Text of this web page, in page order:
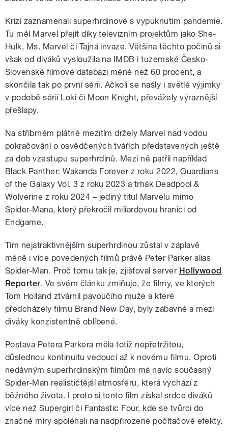
Krizi zaznamenali superhrdinové s vypuknutím pandemie.
Tu měl Marvel přejít díky televizním projektům jako She-
Hulk, Ms. Marvel či Tajná invaze. Většina těchto počinů si
však od diváků vysloužila na IMDB i tuzemské Česko-
Slovenské filmové databázi méně než 60 procent, a
skončila tak po první sérii. Ačkoli se našly i světlé výjimky
v podobě sérií Loki či Moon Knight, převážely výraznější
přešlapy.
Na stříbrném plátně mezitím držely Marvel nad vodou
pokračování o osvědčených tvářích představených ještě
za dob vzestupu superhrdinů. Mezi ně patřil například
Black Panther: Wakanda Forever z roku 2022, Guardians
of the Galaxy Vol. 3 z roku 2023 a trhák Deadpool &
Wolverine z roku 2024 – jediný titul Marvelu mimo
Spider-Mana, který překročil miliardovou hranici od
Endgame.
Tím nejatraktivnějším superhrdinou zůstal v záplavě
méně i více povedených filmů právě Peter Parker alias
Spider-Man. Proč tomu tak je, zjišťoval server Hollywood
Reporter. Ve svém článku zmiňuje, že filmy, ve kterých
Tom Holland ztvárnil pavoučího muže a které
předcházely filmu Brand New Day, byly zábavné a mezi
diváky konzistentně oblíbené.
Postava Petera Parkera měla totiž nepřetržitou,
důslednou kontinuitu vedoucí až k novému filmu. Oproti
nedávným superhrdinským filmům má navíc současný
Spider-Man realističtější atmosféru, která vychází z
běžného života. I proto si tento film získal srdce diváků
více než Supergirl či Fantastic Four, kde se tvůrci do
značné míry spoléhali na nadpřirozené počítačové efekty.